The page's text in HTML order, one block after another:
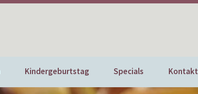
Kindergeburtstag Specials Kontakt